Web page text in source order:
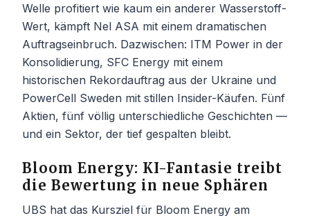
Welle profitiert wie kaum ein anderer Wasserstoff-
Wert, kämpft Nel ASA mit einem dramatischen
Auftragseinbruch. Dazwischen: ITM Power in der
Konsolidierung, SFC Energy mit einem
historischen Rekordauftrag aus der Ukraine und
PowerCell Sweden mit stillen Insider-Käufen. Fünf
Aktien, fünf völlig unterschiedliche Geschichten —
und ein Sektor, der tief gespalten bleibt.
Bloom Energy: KI-Fantasie treibt
die Bewertung in neue Sphären
UBS hat das Kursziel für Bloom Energy am